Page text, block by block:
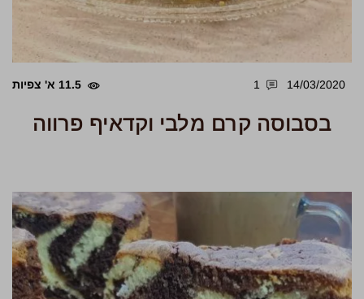
14/03/2020
1 11.5 א' צפיות
בסבוסה קרם מלבי וקדאיף פרווה